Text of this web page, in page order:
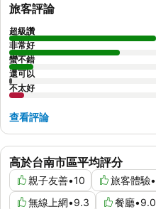
高於台南市區平均評分
親子友善•10 旅客體驗•
無線上網•9.3 餐廳•9.0
旅客評論
超級讚
非常好
蠻不錯
還可以
不太好
查看評論